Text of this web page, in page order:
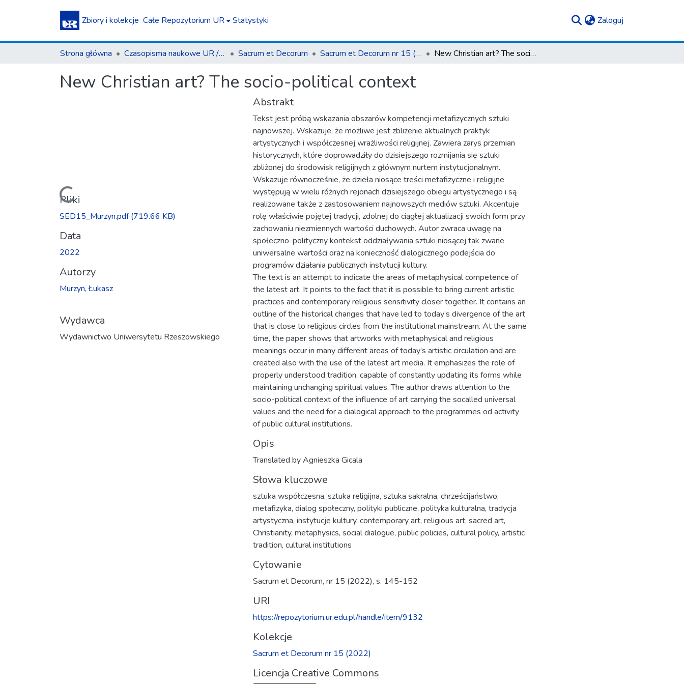
Zbiory i kolekcje Całe Repozytorium UR Statystyki Zaloguj
Strona główna Czasopisma naukowe UR / Scientific Journals Sacrum et Decorum Sacrum et Decorum nr 15 (2022) New Christian art? The socio-political context
New Christian art? The socio-political context
Ładowanie...
Pliki
SED15_Murzyn.pdf(719.66 KB)
Data
2022
Autorzy
Murzyn, Łukasz
Wydawca
Wydawnictwo Uniwersytetu Rzeszowskiego
Abstrakt
Tekst jest próbą wskazania obszarów kompetencji metafizycznych sztuki
najnowszej. Wskazuje, że możliwe jest zbliżenie aktualnych praktyk
artystycznych i współczesnej wrażliwości religijnej. Zawiera zarys przemian
historycznych, które doprowadziły do dzisiejszego rozmijania się sztuki
zbliżonej do środowisk religijnych z głównym nurtem instytucjonalnym.
Wskazuje równocześnie, że dzieła niosące treści metafizyczne i religijne
występują w wielu różnych rejonach dzisiejszego obiegu artystycznego i są
realizowane także z zastosowaniem najnowszych mediów sztuki. Akcentuje
rolę właściwie pojętej tradycji, zdolnej do ciągłej aktualizacji swoich form przy
zachowaniu niezmiennych wartości duchowych. Autor zwraca uwagę na
społeczno-polityczny kontekst oddziaływania sztuki niosącej tak zwane
uniwersalne wartości oraz na konieczność dialogicznego podejścia do
programów działania publicznych instytucji kultury.
The text is an attempt to indicate the areas of metaphysical competence of
the latest art. It points to the fact that it is possible to bring current artistic
practices and contemporary religious sensitivity closer together. It contains an
outline of the historical changes that have led to today’s divergence of the art
that is close to religious circles from the institutional mainstream. At the same
time, the paper shows that artworks with metaphysical and religious
meanings occur in many different areas of today’s artistic circulation and are
created also with the use of the latest art media. It emphasizes the role of
properly understood tradition, capable of constantly updating its forms while
maintaining unchanging spiritual values. The author draws attention to the
socio-political context of the influence of art carrying the socalled universal
values and the need for a dialogical approach to the programmes od activity
of public cultural institutions.
Opis
Translated by Agnieszka Gicala
Słowa kluczowe
sztuka współczesna, sztuka religijna, sztuka sakralna, chrześcijaństwo,
metafizyka, dialog społeczny, polityki publiczne, polityka kulturalna, tradycja
artystyczna, instytucje kultury, contemporary art, religious art, sacred art,
Christianity, metaphysics, social dialogue, public policies, cultural policy, artistic
tradition, cultural institutions
Cytowanie
Sacrum et Decorum, nr 15 (2022), s. 145-152
URI
https://repozytorium.ur.edu.pl/handle/item/9132
Kolekcje
Sacrum et Decorum nr 15 (2022)
Licencja Creative Commons